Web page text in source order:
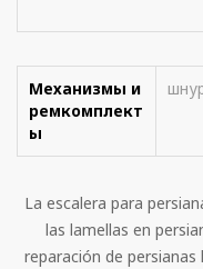
Механизмы и
ремкомплект
ы
La escalera para
las lamellas en
reparación de